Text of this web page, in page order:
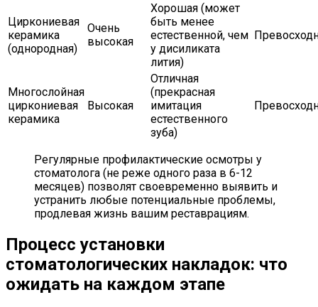
Циркониевая
керамика
(однородная)
Очень
высокая
Хорошая (может
быть менее
естественной, чем
у дисиликата
лития)
Многослойная
циркониевая
керамика
Высокая
Отличная
(прекрасная
имитация
естественного
зуба)
Регулярные профилактические осмотры у
стоматолога (не реже одного раза в 6-12
месяцев) позволят своевременно выявить и
устранить любые потенциальные проблемы,
продлевая жизнь вашим реставрациям.
Процесс установки
стоматологических накладок: что
ожидать на каждом этапе